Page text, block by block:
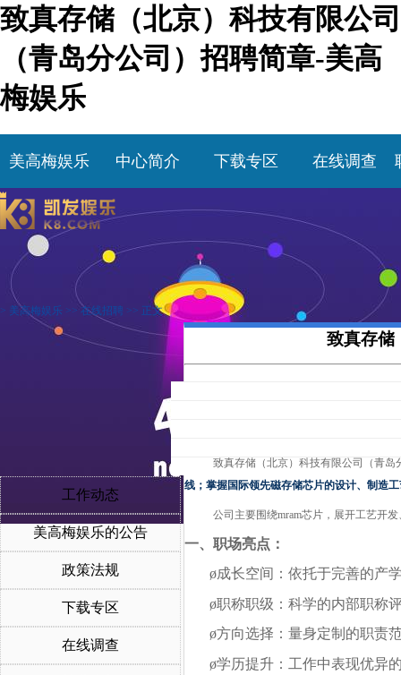
致真存储（北京）科技有限公司
（青岛分公司）招聘简章-美高
梅娱乐
美高梅娱乐 中心简介 下载专区 在线调查
> 美高梅娱乐 >> 在线招聘 >> 正文
工作动态
美高梅娱乐的公告
政策法规
下载专区
在线调查
致真存储
致真存储（北京）科技有限公司（青
线；掌握国际领先磁存储芯片的设计、制造
公司主要围绕mram芯片，展开工艺开
一、职场亮点：
ø成长空间：依托于完善的产
ø职称职级：科学的内部职称
ø方向选择：量身定制的职责
ø学历提升：工作中表现优异